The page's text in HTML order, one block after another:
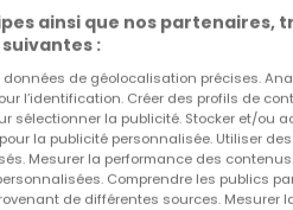
bains attenante.
d'une situation
ainsi que nos partenaires,
:
données de géolocalisation précises.
l’identification. Créer des profils de
sélectionner la publicité. Stocker et/ou
la publicité personnalisée. Utiliser
Mesurer la performance des
Comprendre les publics
de différentes sources. Mesurer